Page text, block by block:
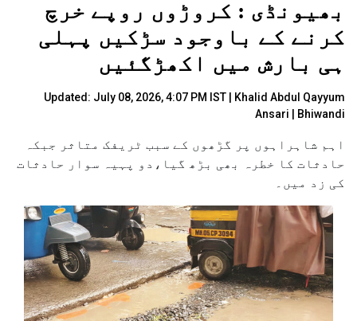
بھیونڈی : کروڑوں روپے خرچ
کرنے کے باوجود سڑکیں پہلی
ہی بارش میں اکھڑگئیں
Updated: July 08, 2026, 4:07 PM IST |
Khalid Abdul Qayyum
Ansari
| Bhiwandi
اہم شاہراہوں پر گڑھوں کے سبب ٹریفک متاثر جبکہ
حادثات کا خطرہ بھی بڑھ گیا،دو پہیہ سوار حادثات
کی زد میں۔